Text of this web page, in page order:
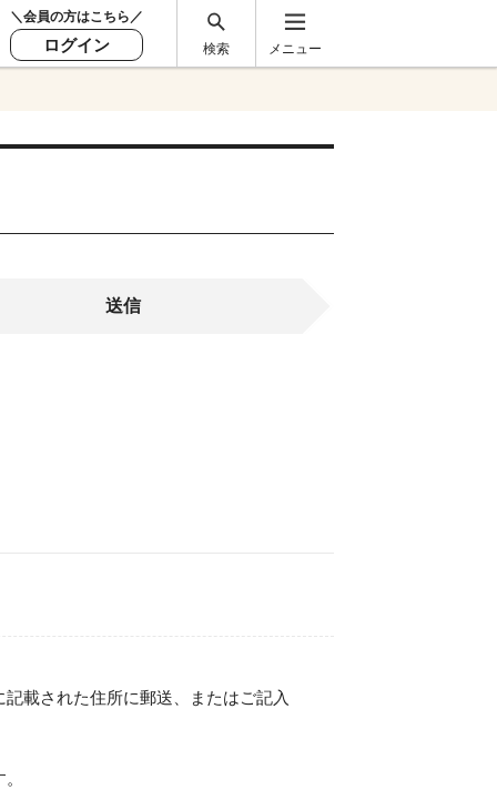
＼会員の方はこちら／
ログイン 検索 メニュー
送信
載された住所に郵送、またはご記入